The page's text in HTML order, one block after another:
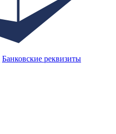
Банковские реквизиты